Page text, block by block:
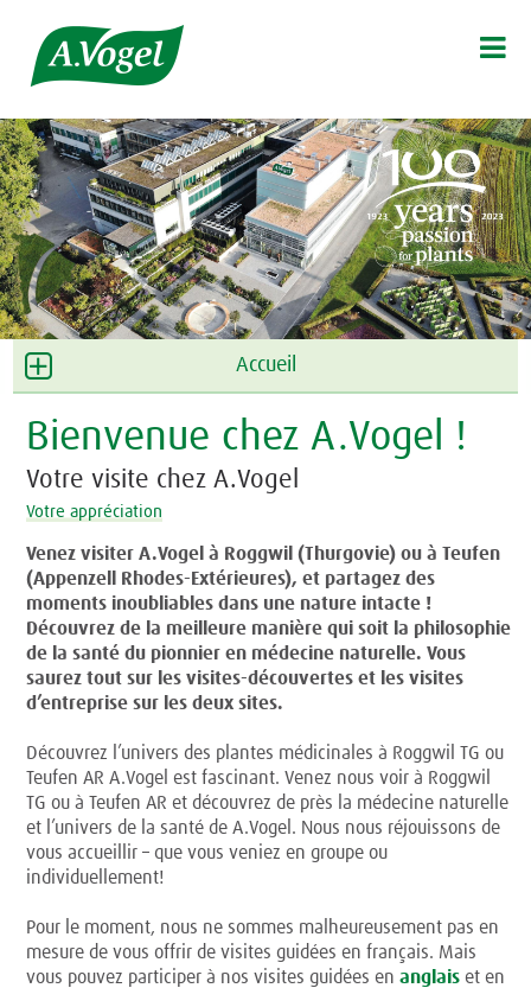

Accueil
Bienvenue chez A.Vogel !
Votre visite chez A.Vogel
Votre appréciation
Venez visiter A.Vogel à Roggwil (Thurgovie) ou à Teufen
(Appenzell Rhodes-Extérieures), et partagez des
moments inoubliables dans une nature intacte !
Découvrez de la meilleure manière qui soit la philosophie
de la santé du pionnier en médecine naturelle. Vous
saurez tout sur les visites-découvertes et les visites
d’entreprise sur les deux sites.
Découvrez l’univers des plantes médicinales à Roggwil TG ou
Teufen AR A.Vogel est fascinant. Venez nous voir à Roggwil
TG ou à Teufen AR et découvrez de près la médecine naturelle
et l’univers de la santé de A.Vogel. Nous nous réjouissons de
vous accueillir – que vous veniez en groupe ou
individuellement!
Pour le moment, nous ne sommes malheureusement pas en
mesure de vous offrir de visites guidées en français. Mais
vous pouvez participer à nos visites guidées en anglaiset en